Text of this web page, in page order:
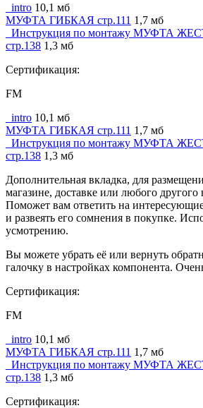
_intro 10,1 мб
МУФТА ГИБКАЯ стр.111 1,7 мб
_Инструкция по монтажу МУФТА
стр.138 1,3 мб
Сертификация:
FM
_intro 10,1 мб
МУФТА ГИБКАЯ стр.111 1,7 мб
_Инструкция по монтажу МУФТА
стр.138 1,3 мб
Дополнительная вкладка, для
магазине, доставке или любого другого
Поможет вам ответить на
и развеять его сомнения в покупке.
усмотрению.
Вы можете убрать её или вернуть
галочку в настройках компонента.
Сертификация:
FM
_intro 10,1 мб
МУФТА ГИБКАЯ стр.111 1,7 мб
_Инструкция по монтажу МУФТА
стр.138 1,3 мб
Сертификация: